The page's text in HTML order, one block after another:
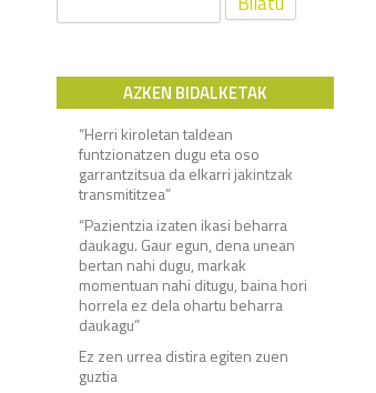
AZKEN BIDALKETAK
“Herri kiroletan taldean
funtzionatzen dugu eta oso
garrantzitsua da elkarri jakintzak
transmititzea”
“Pazientzia izaten ikasi beharra
daukagu. Gaur egun, dena unean
bertan nahi dugu, markak
momentuan nahi ditugu, baina hori
horrela ez dela ohartu beharra
daukagu”
Ez zen urrea distira egiten zuen
guztia